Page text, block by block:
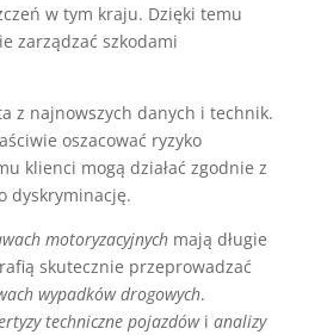
w tym kraju. Dzięki temu
zarządzać szkodami
z najnowszych danych i technik.
oszacować ryzyko
klienci mogą działać zgodnie z
dyskryminację.
motoryzacyjnychmają długie
skutecznie przeprowadzać
wypadków drogowych.
techniczne pojazdówi analizy